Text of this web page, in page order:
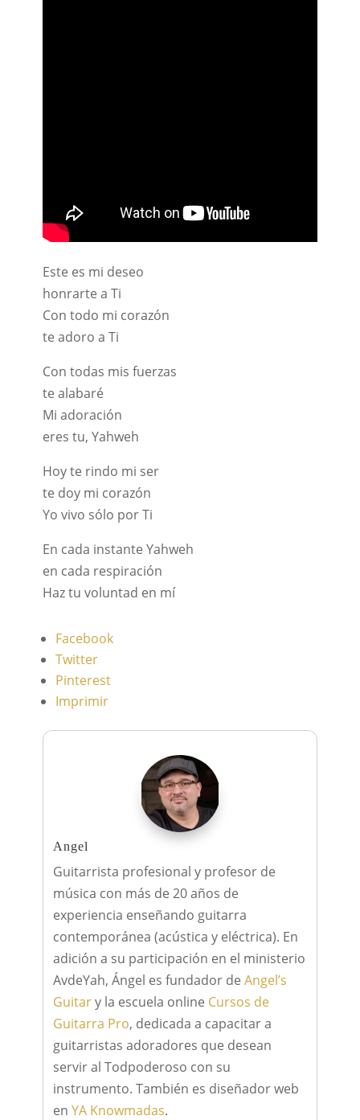
Este es mi deseo
honrarte a Ti
Con todo mi corazón
te adoro a Ti
Con todas mis fuerzas
te alabaré
Mi adoración
eres tu, Yahweh
Hoy te rindo mi ser
te doy mi corazón
Yo vivo sólo por Ti
En cada instante Yahweh
en cada respiración
Haz tu voluntad en mí
Facebook
Twitter
Pinterest
Imprimir
Angel
Guitarrista profesional y profesor de
música con más de 20 años de
experiencia enseñando guitarra
contemporánea (acústica y eléctrica). En
adición a su participación en el ministerio
AvdeYah, Ángel es fundador de Angel’s
Guitary la escuela online Cursos de
Guitarra Pro, dedicada a capacitar a
guitarristas adoradores que desean
servir al Todpoderoso con su
instrumento. También es diseñador web
en YA Knowmadas.